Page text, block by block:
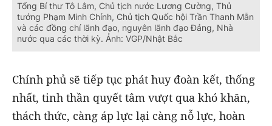
Tổng Bí thư Tô Lâm, Chủ tịch nước Lương Cường, Thủ
tướng Phạm Minh Chính, Chủ tịch Quốc hội Trần Thanh Mẫn
và các đồng chí lãnh đạo, nguyên lãnh đạo Đảng, Nhà
nước qua các thời kỳ. Ảnh: VGP/Nhật Bắc
Chính phủ sẽ tiếp tục phát huy đoàn kết, thống
nhất, tinh thần quyết tâm vượt qua khó khăn,
thách thức, càng áp lực lại càng nỗ lực, hoàn